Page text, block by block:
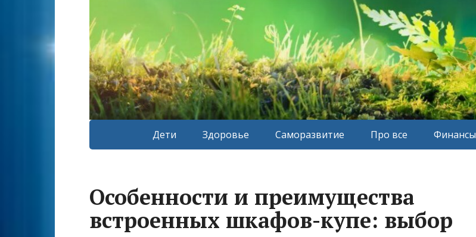
Дети Здоровье Саморазвитие Про все Финансы
Особенности и преимущества
встроенных шкафов-купе: выбор